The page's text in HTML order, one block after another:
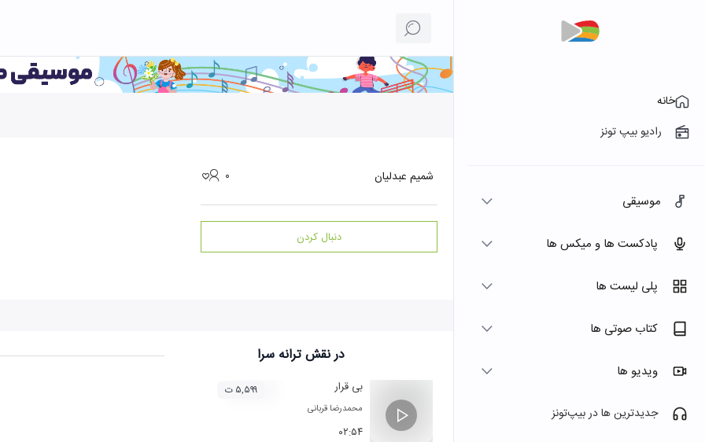
خانه
رادیو بیپ تونز
موسیقی
پادکست ها و میکس ها
پلی لیست ها
کتاب صوتی ها
ویدیو ها
جدیدترین ها در بیپ‌تونز
شمیم عبدلیان ۰
دنبال کردن
در نقشترانه سرا
بی قرار
محمدرضا قربانی
۰۲:۵۴
۵,۵۹۹ ت